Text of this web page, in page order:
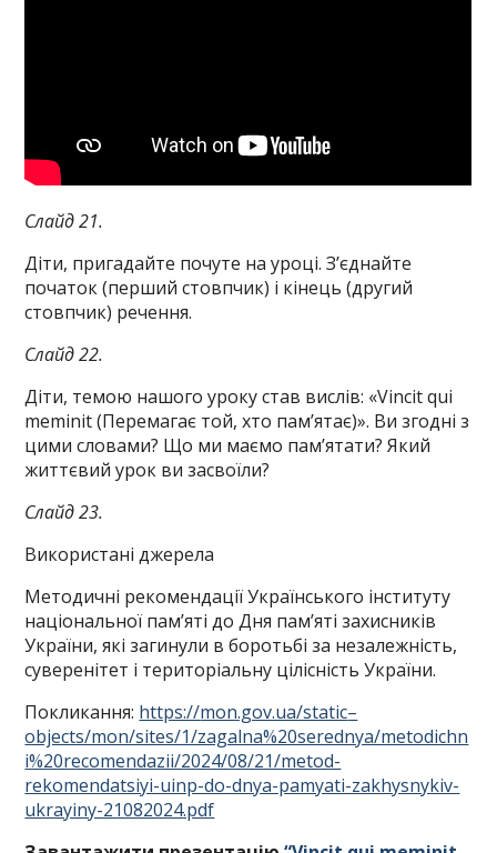
Слайд 21.
Діти, пригадайте почуте на уроці. З’єднайте
початок (перший стовпчик) і кінець (другий
стовпчик) речення.
Слайд 22.
Діти, темою нашого уроку став вислів: «Vincit qui
meminit (Перемагає той, хто пам’ятає)». Ви згодні з
цими словами? Що ми маємо пам’ятати? Який
життєвий урок ви засвоїли?
Слайд 23.
Використані джерела
Методичні рекомендації Українського інституту
національної пам’яті до Дня пам’яті захисників
України, які загинули в боротьбі за незалежність,
суверенітет і територіальну цілісність України.
Покликання: https://mon.gov.ua/static–
objects/mon/sites/1/zagalna%20serednya/metodichn
i%20recomendazii/2024/08/21/metod-
rekomendatsiyi-uinp-do-dnya-pamyati-zakhysnykiv-
ukrayiny-21082024.pdf